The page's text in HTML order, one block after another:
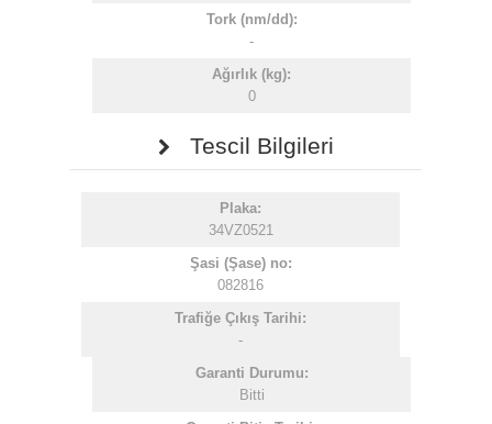
Tork (nm/dd):
-
Ağırlık (kg):
0
Tescil Bilgileri
Plaka:
34VZ0521
Şasi (Şase) no:
082816
Trafiğe Çıkış Tarihi:
-
Garanti Durumu:
Bitti